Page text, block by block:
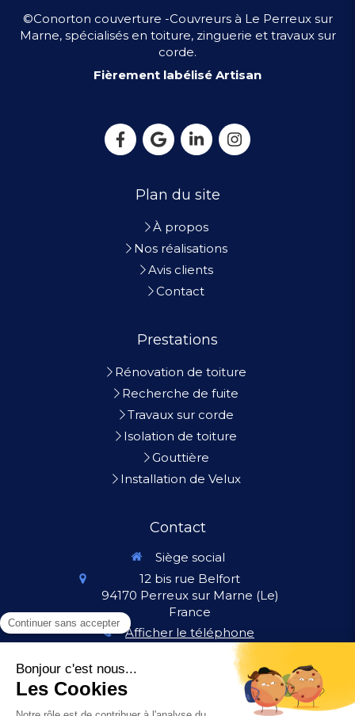
©Conorton couverture -Couvreurs à Le Perreux sur
Marne, spécialisés en toiture, zinguerie et travaux sur
corde.
Fièrement labélisé Artisan
Plan du site
À propos
Nos réalisations
Avis clients
Contact
Prestations
Rénovation de toiture
Recherche de fuite
Travaux sur corde
Isolation de toiture
Gouttière
Installation de Velux
Contact
Siège social
12 bis rue Belfort
94170 Perreux sur Marne (Le)
France
Afficher le téléphone
Contactez-nous